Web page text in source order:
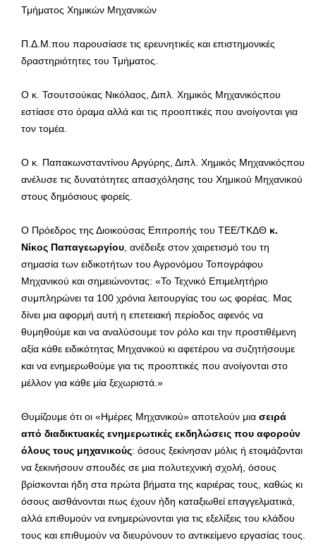
Τμήματος Χημικών Μηχανικών
Π.Δ.Μ.που παρουσίασε τις ερευνητικές και επιστημονικές
δραστηριότητες του Τμήματος.
Ο κ. Τσουτσούκας Νικόλαος, Διπλ. Χημικός Μηχανικόςπου
εστίασε στο όραμα αλλά και τις προοπτικές που ανοίγονται για
τον τομέα.
Ο κ. Παπακωνσταντίνου Αργύρης, Διπλ. Χημικός Μηχανικόςπου
ανέλυσε τις δυνατότητες απασχόλησης του Χημικού Μηχανικού
στους δημόσιους φορείς.
Ο Πρόεδρος της Διοικούσας Επιτροπής του ΤΕΕ/ΤΚΔΘ κ.
Νίκος Παπαγεωργίου , ανέδειξε στον χαιρετισμό του τη
σημασία των ειδικοτήτων του Αγρονόμου Τοπογράφου
Μηχανικού και σημειώνοντας: «Το Τεχνικό Επιμελητήριο
συμπληρώνει τα 100 χρόνια λειτουργίας του ως φορέας. Μας
δίνει μια αφορμή αυτή η επετειακή περίοδος αφενός να
θυμηθούμε και να αναλύσουμε τον ρόλο και την προστιθέμενη
αξία κάθε ειδικότητας Μηχανικού κι αφετέρου να συζητήσουμε
και να ενημερωθούμε για τις προοπτικές που ανοίγονται στο
μέλλον για κάθε μία ξεχωριστά.»
Θυμίζουμε ότι οι «Ημέρες Μηχανικού» αποτελούν μια σειρά
από διαδικτυακές ενημερωτικές εκδηλώσεις που αφορούν
όλους τους μηχανικούς: όσους ξεκίνησαν μόλις ή ετοιμάζονται
να ξεκινήσουν σπουδές σε μια πολυτεχνική σχολή, όσους
βρίσκονται ήδη στα πρώτα βήματα της καριέρας τους, καθώς κι
όσους αισθάνονται πως έχουν ήδη καταξιωθεί επαγγελματικά,
αλλά επιθυμούν να ενημερώνονται για τις εξελίξεις του κλάδου
τους και επιθυμούν να διευρύνουν το αντικείμενο εργασίας τους.